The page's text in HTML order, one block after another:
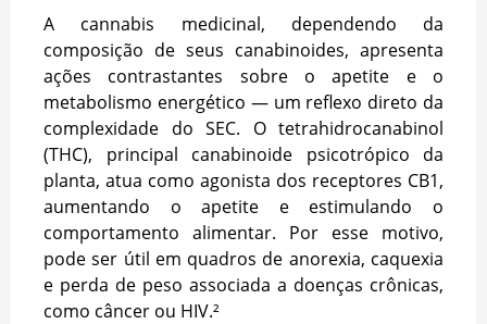
A cannabis medicinal, dependendo da
composição de seus canabinoides, apresenta
ações contrastantes sobre o apetite e o
metabolismo energético — um reflexo direto da
complexidade do SEC. O tetrahidrocanabinol
(THC), principal canabinoide psicotrópico da
planta, atua como agonista dos receptores CB1,
aumentando o apetite e estimulando o
comportamento alimentar. Por esse motivo,
pode ser útil em quadros de anorexia, caquexia
e perda de peso associada a doenças crônicas,
como câncer ou HIV.²